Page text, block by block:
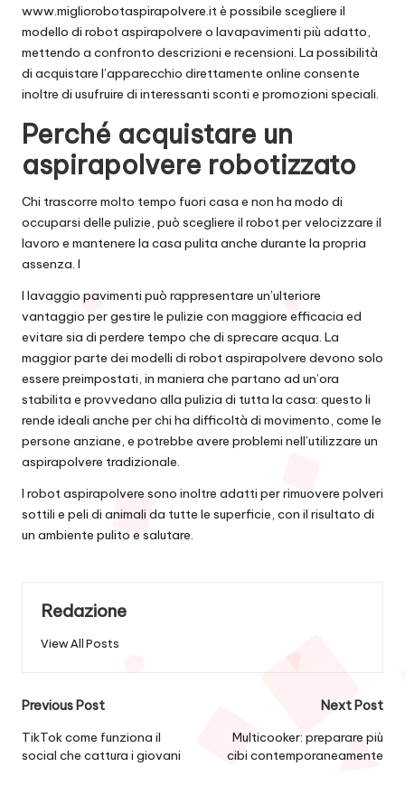
www.migliorobotaspirapolvere.itè possibile scegliere il
modello di robot aspirapolvere o lavapavimenti più adatto,
mettendo a confronto descrizioni e recensioni. La possibilità
di acquistare l’apparecchio direttamente online consente
inoltre di usufruire di interessanti sconti e promozioni speciali.
Perché acquistare un
aspirapolvere robotizzato
Chi trascorre molto tempo fuori casa e non ha modo di
occuparsi delle pulizie, può scegliere il robot per velocizzare il
lavoro e mantenere la casa pulita anche durante la propria
assenza. I
l lavaggio pavimenti può rappresentare un’ulteriore
vantaggio per gestire le pulizie con maggiore efficacia ed
evitare sia di perdere tempo che di sprecare acqua. La
maggior parte dei modelli di robot aspirapolvere devono solo
essere preimpostati, in maniera che partano ad un’ora
stabilita e provvedano alla pulizia di tutta la casa: questo li
rende ideali anche per chi ha difficoltà di movimento, come le
persone anziane, e potrebbe avere problemi nell’utilizzare un
aspirapolvere tradizionale.
I robot aspirapolvere sono inoltre adatti per rimuovere polveri
sottili e peli di animali da tutte le superficie, con il risultato di
un ambiente pulito e salutare.
Redazione
View All Posts
Post
navigation
Previous Post
TikTok come funziona il
social che cattura i giovani
Next Post
Multicooker: preparare più
cibi contemporaneamente